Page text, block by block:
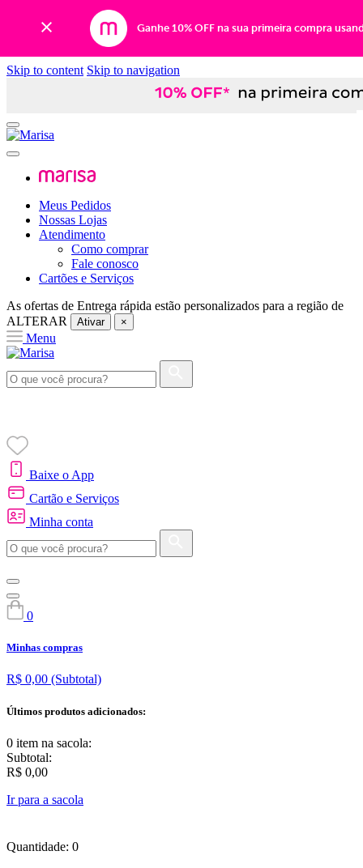
Ganhe 10% OFF na sua primeira compra
Skip to content Skip to navigation
Meus Pedidos
Nossas Lojas
Atendimento
Como comprar
Fale conosco
Cartões e Serviços
As ofertas de Entrega rápida estão personalizados para a região de
ALTERAR
Ativar ×
Menu
Baixe o App
Cartão e Serviços
Minha conta
0
Minhas compras
R$ 0,00 (Subtotal)
Últimos produtos adicionados:
0 item na sacola:
Subtotal:
R$ 0,00
Ir para a sacola
Quantidade: 0